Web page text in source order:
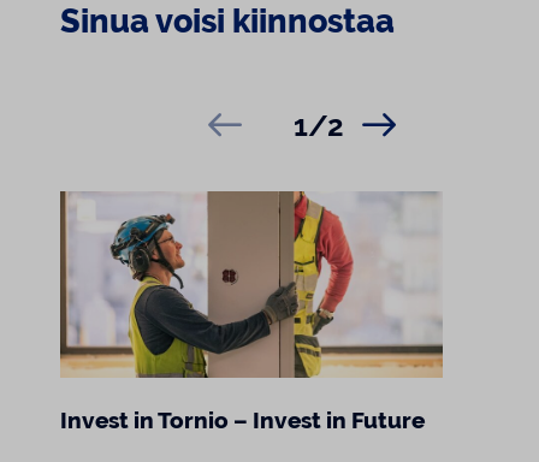
Sinua voisi kiinnostaa
Invest in Tornio – Invest in Future
1/2